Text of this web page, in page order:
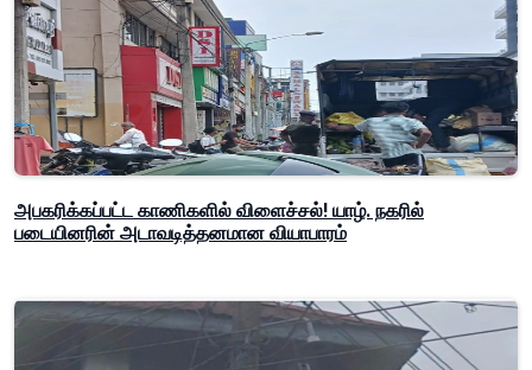
அபகரிக்கப்பட்ட காணிகளில் விளைச்சல்! யாழ். நகரில்
படையினரின் அடாவடித்தனமான வியாபாரம்